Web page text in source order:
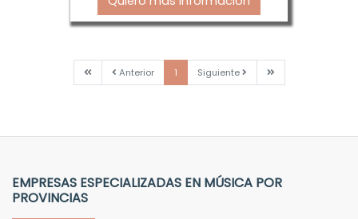
PrimeraAnteriorAnterior
1 Siguiente SiguienteÚltima
EMPRESAS ESPECIALIZADAS EN MÚSICA POR
PROVINCIAS